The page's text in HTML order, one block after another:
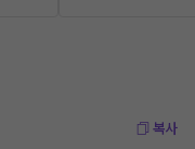
복사